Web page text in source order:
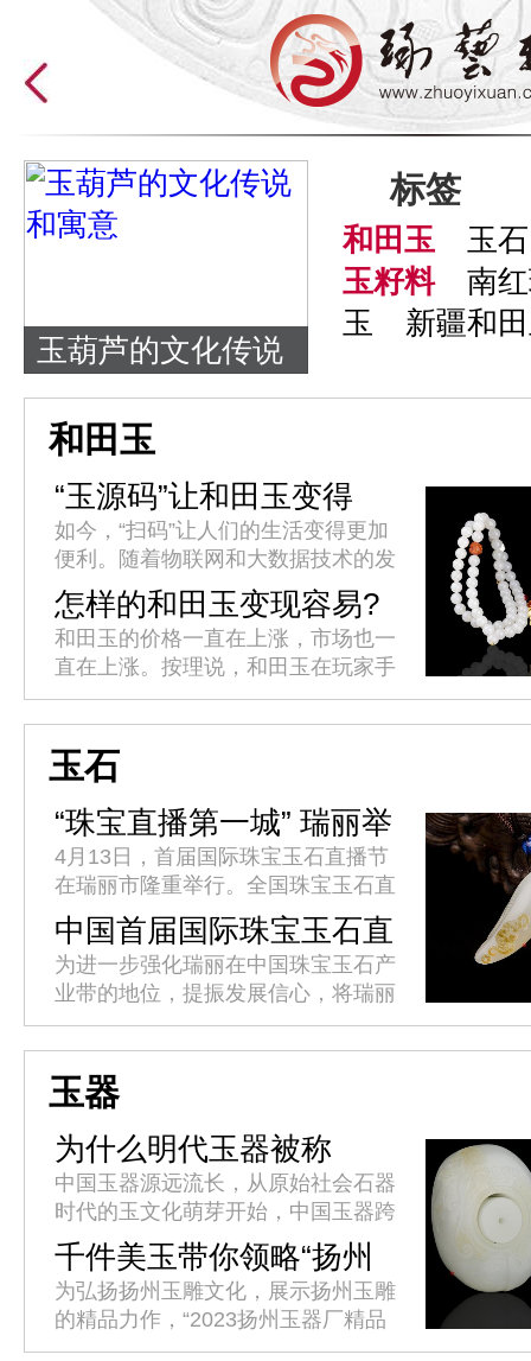
玉葫芦的文化传说
和寓意
标签
和田玉
玉石
玉籽料
南
玉
新疆和
和田玉
“玉源码”让和田玉变得
更“透明”
如今，“扫码”让人们的生活变得更加
便利。随着物联网和大数据技术的发
展，一个小小的二维码轻松实现了各
类产品溯源体系的构建，以其便捷、
快速、直观的响应模式，让企业产...
怎样的和田玉变现容易?
和田玉的价格一直在上涨，市场也一
直在上涨。按理说，和田玉在玩家手
中变现，应该很容易吧?为什么我们
仍然发现很多时候很难兑现?是什么
导致和田玉变现难?如何解决和田
玉...
玉石
“珠宝直播第一城” 瑞丽举
办首届国际珠宝玉石直播
节
4月13日，首届国际珠宝玉石直播节
在瑞丽市隆重举行。全国珠宝玉石直
播界精英代表汇聚瑞丽，共同见证这
一辉煌时刻，推动珠宝玉石直播产业
发展迈上新台阶。省委网信办副主...
中国首届国际珠宝玉石直
播节4月10日至15日将在
瑞丽举办
为进一步强化瑞丽在中国珠宝玉石产
业带的地位，提振发展信心，将瑞丽
打造为“中国珠宝玉石直播第一城”，
促进经济社会高质量跨越式发展，瑞
丽市将于4月10日至15日举办...
玉器
为什么明代玉器被称
作“粗大明”
中国玉器源远流长，从原始社会石器
时代的玉文化萌芽开始，中国玉器跨
越了8000余年的漫长岁月，足迹贯
穿了中华文明的全部历程，因此具备
其他历史文化遗存难以比拟的连贯...
千件美玉带你领略“扬州
工” 2023扬州玉器厂精品
玉器展开展
为弘扬扬州玉雕文化，展示扬州玉雕
的精品力作，“2023扬州玉器厂精品
玉器展”今天(4月17日)在扬州京华城